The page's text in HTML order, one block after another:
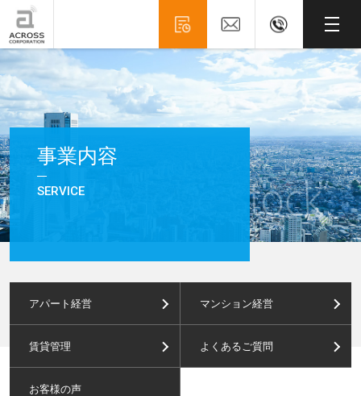
事業内容
SERVICE
アパート経営 マンション経営
賃貸管理 よくあるご質問
お客様の声